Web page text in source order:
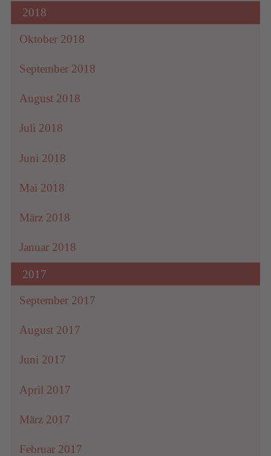
2018
Oktober 2018
September 2018
August 2018
Juli 2018
Juni 2018
Mai 2018
März 2018
Januar 2018
2017
September 2017
August 2017
Juni 2017
April 2017
März 2017
Februar 2017